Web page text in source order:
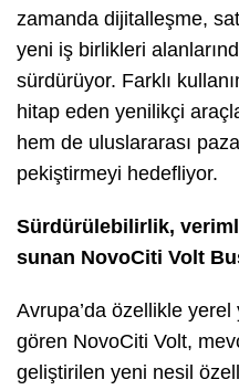
zamanda dijitalleşme,
yeni iş birlikleri
sürdürüyor. Farklı
hitap eden yenilikçi
hem de uluslararası
pekiştirmeyi hedefliyor.
Sürdürülebilirlik,
sunan NovoCiti Volt
Avrupa’da özellikle
gören NovoCiti Volt,
geliştirilen yeni nesil